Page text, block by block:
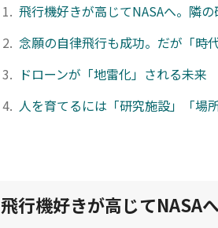
1. 飛行機好きが高じてNASAへ。隣
2. 念願の自律飛行も成功。だが「時
3. ドローンが「地雷化」される未来
4. 人を育てるには「研究施設」「場
飛行機好きが高じてNASA